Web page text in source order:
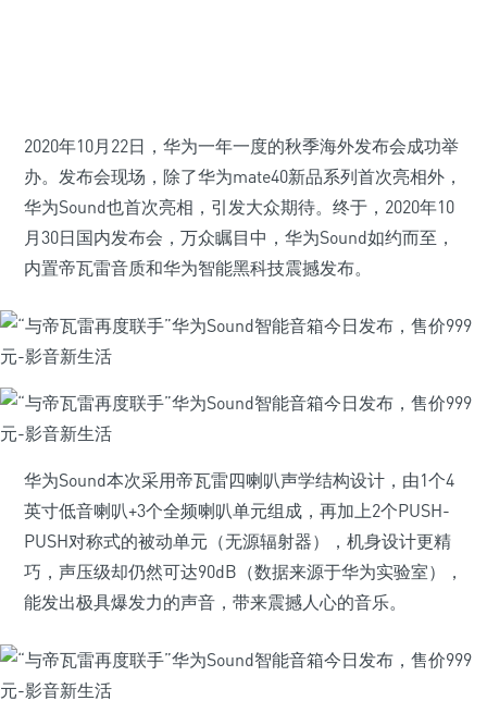
2020年10月22日，华为一年一度的秋季海外发布会成功举
办。发布会现场，除了华为mate40新品系列首次亮相外，
华为Sound也首次亮相，引发大众期待。终于，2020年10
月30日国内发布会，万众瞩目中，华为Sound如约而至，
内置帝瓦雷音质和华为智能黑科技震撼发布。
华为Sound本次采用帝瓦雷四喇叭声学结构设计，由1个4
英寸低音喇叭+3个全频喇叭单元组成，再加上2个PUSH-
PUSH对称式的被动单元（无源辐射器），机身设计更精
巧，声压级却仍然可达90dB（数据来源于华为实验室），
能发出极具爆发力的声音，带来震撼人心的音乐。